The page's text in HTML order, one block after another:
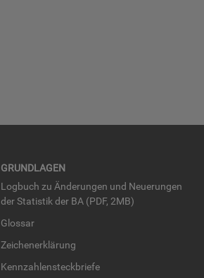
GRUND­LA­GEN
Log­buch zu Än­de­run­gen und Neue­run­gen
der Sta­tis­tik der BA (PDF, 2MB)
Glos­sar
Zei­chen­er­klä­rung
Kenn­zah­len­steck­brie­fe